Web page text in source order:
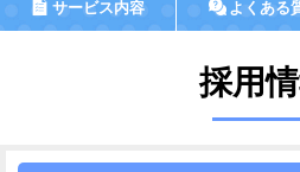
サービス内容 よくある
採用